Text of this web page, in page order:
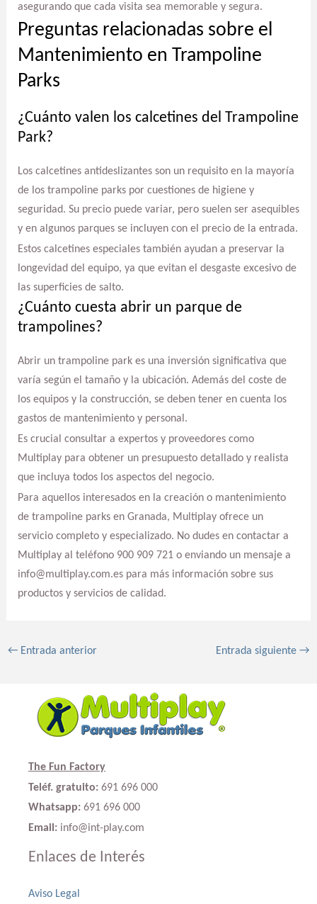
asegurando que cada visita sea memorable y segura.
Preguntas relacionadas sobre el
Mantenimiento en Trampoline
Parks
¿Cuánto valen los calcetines del Trampoline
Park?
Los calcetines antideslizantes son un requisito en la mayoría
de los trampoline parks por cuestiones de higiene y
seguridad. Su precio puede variar, pero suelen ser asequibles
y en algunos parques se incluyen con el precio de la entrada.
Estos calcetines especiales también ayudan a preservar la
longevidad del equipo, ya que evitan el desgaste excesivo de
las superficies de salto.
¿Cuánto cuesta abrir un parque de
trampolines?
Abrir un trampoline park es una inversión significativa que
varía según el tamaño y la ubicación. Además del coste de
los equipos y la construcción, se deben tener en cuenta los
gastos de mantenimiento y personal.
Es crucial consultar a expertos y proveedores como
Multiplay para obtener un presupuesto detallado y realista
que incluya todos los aspectos del negocio.
Para aquellos interesados en la creación o mantenimiento
de trampoline parks en Granada, Multiplay ofrece un
servicio completo y especializado. No dudes en contactar a
Multiplay al teléfono 900 909 721 o enviando un mensaje a
info@multiplay.com.es para más información sobre sus
productos y servicios de calidad.
←Entrada anterior Entrada siguiente→
The Fun Factory
Teléf. gratuito: 691 696 000
Whatsapp: 691 696 000
Email: info@int-play.com
Enlaces de Interés
Aviso Legal